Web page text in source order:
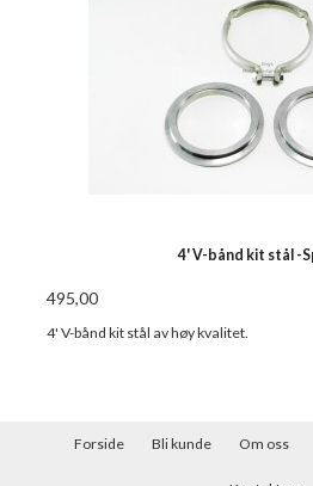
4' V-bånd kit stål -
495,00
4' V-bånd kit stål av høy kvalitet.
Forside Bli kunde Om oss